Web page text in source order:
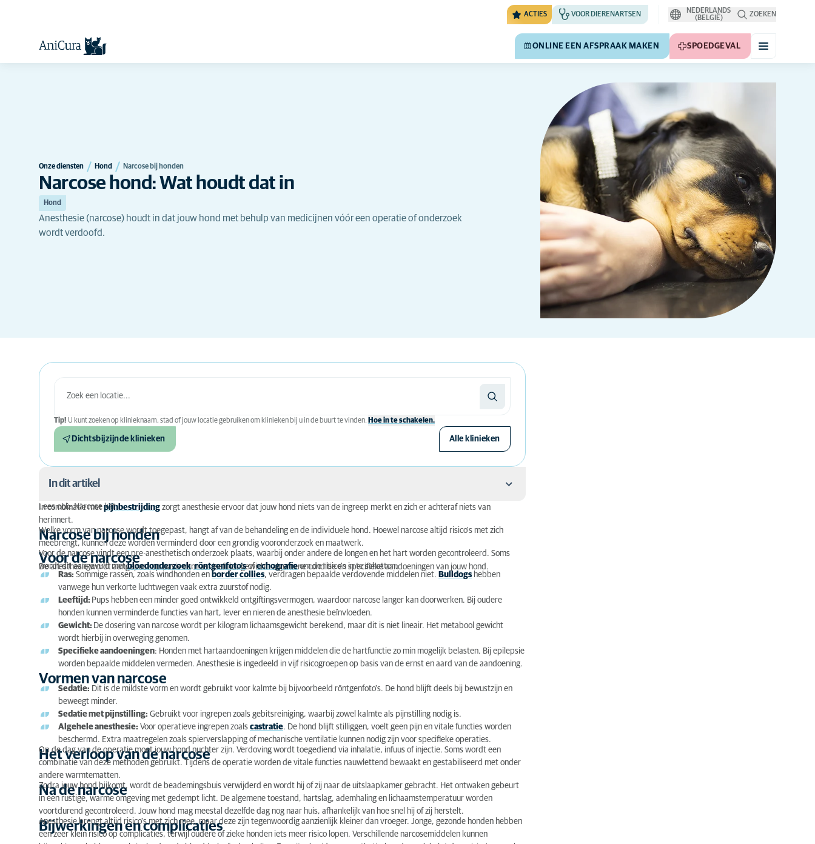
ACTIES VOOR DIERENARTSEN
NEDERLANDS
(BELGIË)
ZOEKEN
ONLINE EEN AFSPRAAK MAKEN SPOEDGEVAL
Onze diensten Hond Narcose bij honden
Narcose hond: Wat houdt dat in
Hond
Anesthesie (narcose) houdt in dat jouw hond met behulp van medicijnen vóór een operatie of onderzoek
wordt verdoofd.
Tip! U kunt zoeken op klinieknaam, stad of jouw locatie gebruiken om klinieken bij u in de buurt te vinden. Hoe in te schakelen.
Dichtsbijzijnde klinieken Alle klinieken
In dit artikel
Narcose bij honden
Voor de narcose
Vormen van narcose
Het verloop van de narcose
Na de narcose
Bijwerkingen en complicaties
Verzorging na de narcose
Kosten van narcose
Lees ook: Narcose kat
In combinatie metpijnbestrijding zorgt anesthesie ervoor dat jouw hond niets van de ingreep merkt en zich er achteraf niets van
herinnert.
Narcose bij honden
Welke vorm van narcose wordt toegepast, hangt af van de behandeling en de individuele hond. Hoewel narcose altijd risico's met zich
meebrengt, kunnen deze worden verminderd door een grondig vooronderzoek en maatwerk.
Voor de narcose
Voor de narcose vindt een pre-anesthetisch onderzoek plaats, waarbij onder andere de longen en het hart worden gecontroleerd. Soms
wordt dit aangevuld metbloedonderzoek,röntgenfoto'sofechografieom de risico's in te schatten.
De anesthesie wordt aangepast op basis van ras, leeftijd, gewicht, algemene conditie en specifieke aandoeningen van jouw hond.
Ras: Sommige rassen, zoals windhonden en border collies, verdragen bepaalde verdovende middelen niet. Bulldogshebben
vanwege hun verkorte luchtwegen vaak extra zuurstof nodig.
Leeftijd: Pups hebben een minder goed ontwikkeld ontgiftingsvermogen, waardoor narcose langer kan doorwerken. Bij oudere
honden kunnen verminderde functies van hart, lever en nieren de anesthesie beïnvloeden.
Gewicht: De dosering van narcose wordt per kilogram lichaamsgewicht berekend, maar dit is niet lineair. Het metabool gewicht
wordt hierbij in overweging genomen.
Specifieke aandoeningen: Honden met hartaandoeningen krijgen middelen die de hartfunctie zo min mogelijk belasten. Bij epilepsie
worden bepaalde middelen vermeden. Anesthesie is ingedeeld in vijf risicogroepen op basis van de ernst en aard van de aandoening.
Vormen van narcose
Sedatie: Dit is de mildste vorm en wordt gebruikt voor kalmte bij bijvoorbeeld röntgenfoto's. De hond blijft deels bij bewustzijn en
beweegt minder.
Sedatie met pijnstilling: Gebruikt voor ingrepen zoals gebitsreiniging, waarbij zowel kalmte als pijnstilling nodig is.
Algehele anesthesie: Voor operatieve ingrepen zoals castratie. De hond blijft stilliggen, voelt geen pijn en vitale functies worden
beschermd. Extra maatregelen zoals spierverslapping of mechanische ventilatie kunnen nodig zijn voor specifieke operaties.
Het verloop van de narcose
Op de dag van de operatie moet jouw hond nuchter zijn. Verdoving wordt toegediend via inhalatie, infuus of injectie. Soms wordt een
combinatie van deze methoden gebruikt. Tijdens de operatie worden de vitale functies nauwlettend bewaakt en gestabiliseerd met onder
andere warmtematten.
Na de narcose
Zodra jouw hond bijkomt, wordt de beademingsbuis verwijderd en wordt hij of zij naar de uitslaapkamer gebracht. Het ontwaken gebeurt
in een rustige, warme omgeving met gedempt licht. De algemene toestand, hartslag, ademhaling en lichaamstemperatuur worden
voortdurend gecontroleerd. Jouw hond mag meestal dezelfde dag nog naar huis, afhankelijk van hoe snel hij of zij herstelt.
Bijwerkingen en complicaties
Anesthesie brengt altijd risico's met zich mee, maar deze zijn tegenwoordig aanzienlijk kleiner dan vroeger. Jonge, gezonde honden hebben
een zeer klein risico op complicaties, terwijl oudere of zieke honden iets meer risico lopen. Verschillende narcosemiddelen kunnen